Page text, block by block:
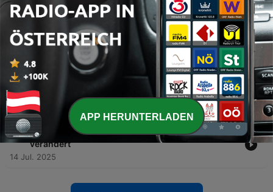
21 Mai 2026
34 - Antenne Steiermark Podcast - "Kopfweh
Österreich"
29 Sep. 2025
Benedikt Mitmannsgruber - Er lacht dem Hate ins
Gesicht
15 Jul. 2025
32 - Zwischen Beat und Byte – Wie KI die Musik
verändert
14 Jul. 2025
APP HERUNTERLADEN